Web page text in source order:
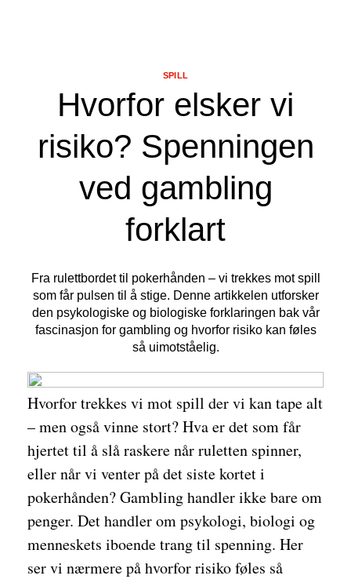
Hvorfor elsker vi
risiko? Spenningen
ved gambling
forklart
SPILL
Fra rulettbordet til pokerhånden – vi trekkes mot spill
som får pulsen til å stige. Denne artikkelen utforsker
den psykologiske og biologiske forklaringen bak vår
fascinasjon for gambling og hvorfor risiko kan føles
så uimotståelig.
Hvorfor trekkes vi mot spill der vi kan tape alt
– men også vinne stort? Hva er det som får
hjertet til å slå raskere når ruletten spinner,
eller når vi venter på det siste kortet i
pokerhånden? Gambling handler ikke bare om
penger. Det handler om psykologi, biologi og
menneskets iboende trang til spenning. Her
ser vi nærmere på hvorfor risiko føles så